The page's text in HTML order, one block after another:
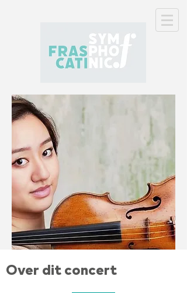
Over dit concert